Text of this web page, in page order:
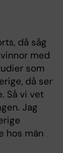
då såg
med
som
då ser
Så vi vet
Jag
hos män